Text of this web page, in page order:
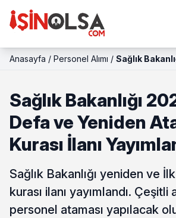
Anasayfa / Personel Alımı / Sağlık
Sağlık Bakanlığı
Defa ve Yeniden
Kurası İlanı
Sağlık Bakanlığı yeniden ve
kurası ilanı yayımlandı. Çeşitli
personel ataması yapılacak